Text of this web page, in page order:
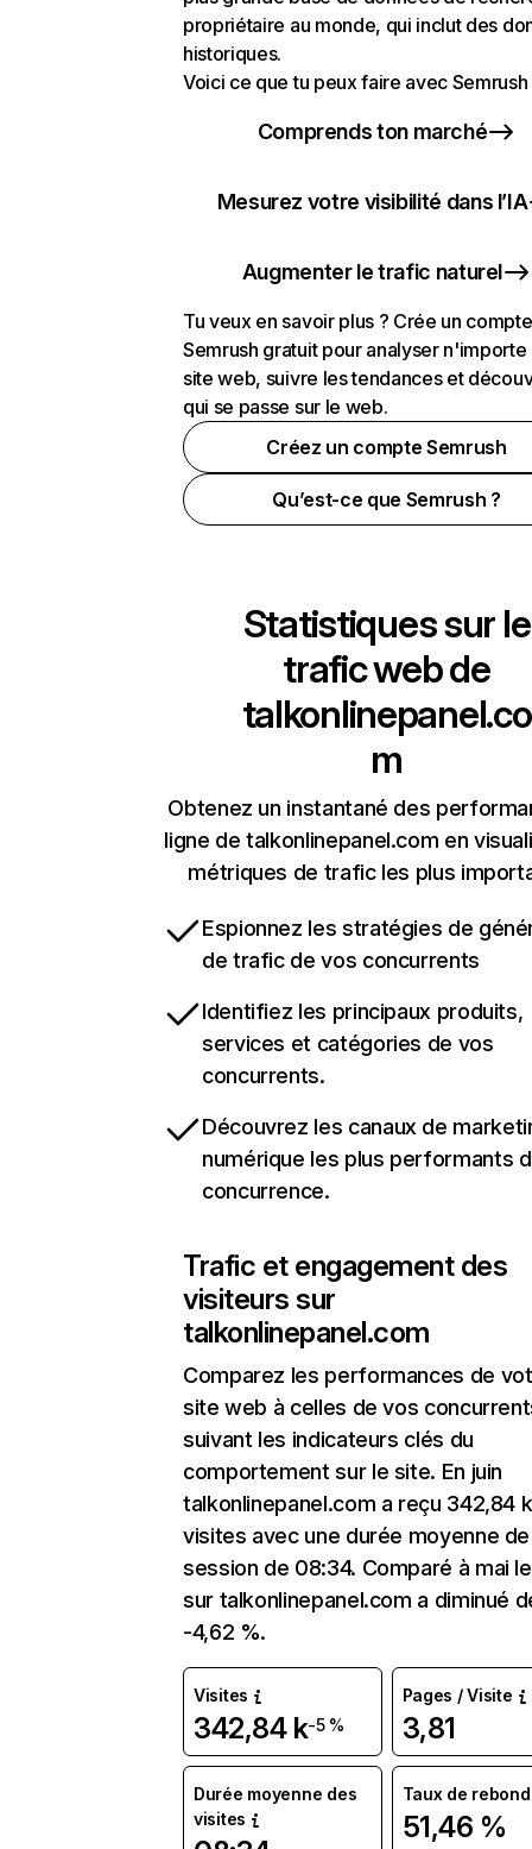
propriétaire au monde, qui inclut des
historiques.
Voici ce que tu peux faire avec Semrush
Comprends ton marché
Mesurez votre visibilité dans l’IA
Augmenter le trafic naturel
Tu veux en savoir plus ? Crée un compte
Semrush gratuit pour analyser n'importe
site web, suivre les tendances et
qui se passe sur le web.
Créez un compte Semrush
Qu’est-ce que Semrush ?
Statistiques sur le
trafic web de
talkonlinepanel.co
m
Obtenez un instantané des
ligne de talkonlinepanel.com en
métriques de trafic les plus
Espionnez les stratégies de
de trafic de vos concurrents
Identifiez les principaux produits,
services et catégories de vos
concurrents.
Découvrez les canaux de
numérique les plus performants
concurrence.
Trafic et engagement des
visiteurs sur
talkonlinepanel.com
Comparez les performances de
site web à celles de vos
suivant les indicateurs clés du
comportement sur le site. En juin
talkonlinepanel.com a reçu 342,84 k
visites avec une durée moyenne
session de 08:34. Comparé à mai
sur talkonlinepanel.com a diminué
-4,62 %.
Visites
342,84 k-5 %
Pages / Visite
3,81
Durée moyenne des
visites
Taux de rebond
51,46 %